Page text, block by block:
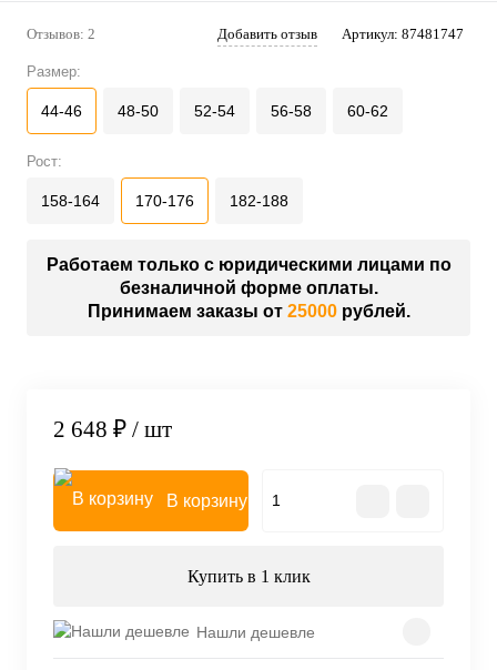
Отзывов: 2 Добавить отзыв Артикул: 87481747
Размер:
44-46 48-50 52-54 56-58 60-62
Рост:
158-164 170-176 182-188
Работаем только с юридическими лицами по
безналичной форме оплаты.
Принимаем заказы от 25000рублей.
2 648 ₽ / шт
В корзину
Купить в 1 клик
Нашли дешевле